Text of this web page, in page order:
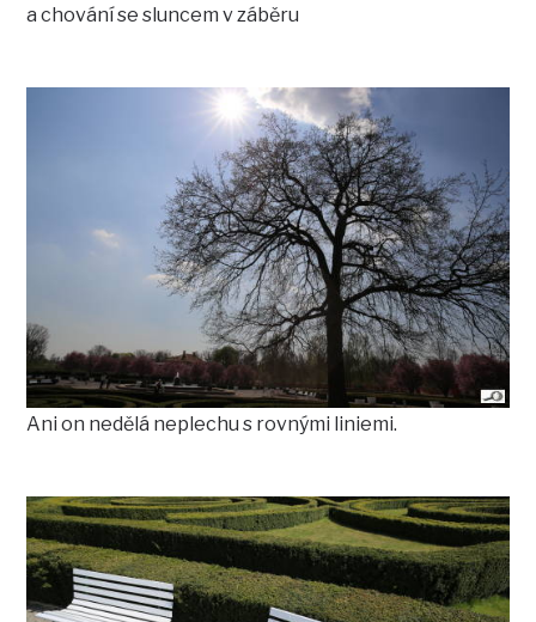
a chování se sluncem v záběru
Ani on nedělá neplechu s rovnými liniemi.